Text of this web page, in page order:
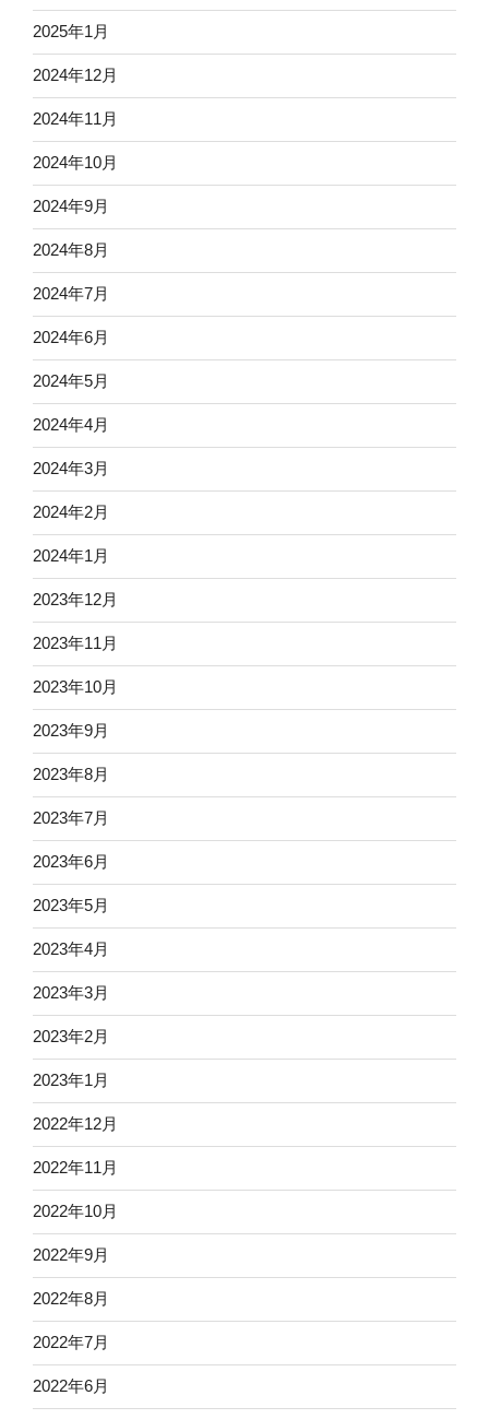
2025年1月
2024年12月
2024年11月
2024年10月
2024年9月
2024年8月
2024年7月
2024年6月
2024年5月
2024年4月
2024年3月
2024年2月
2024年1月
2023年12月
2023年11月
2023年10月
2023年9月
2023年8月
2023年7月
2023年6月
2023年5月
2023年4月
2023年3月
2023年2月
2023年1月
2022年12月
2022年11月
2022年10月
2022年9月
2022年8月
2022年7月
2022年6月